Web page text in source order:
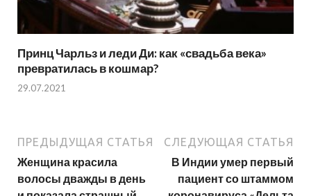
Принц Чарльз и леди Ди: как «свадьба века»
превратилась в кошмар?
29.07.2021
ПРЕДЫДУЩАЯ СТАТЬЯ
Женщина красила
волосы дважды в день
СЛЕДУЮЩАЯ СТАТЬЯ
В Индии умер первый
пациент со штаммом